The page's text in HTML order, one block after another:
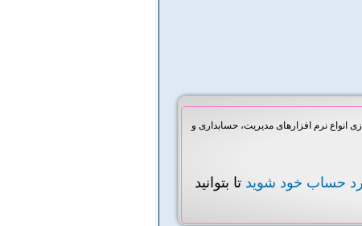
نرم افزارهای مدیریت، حسابداری و
حساب خود شوید تا بتوانید